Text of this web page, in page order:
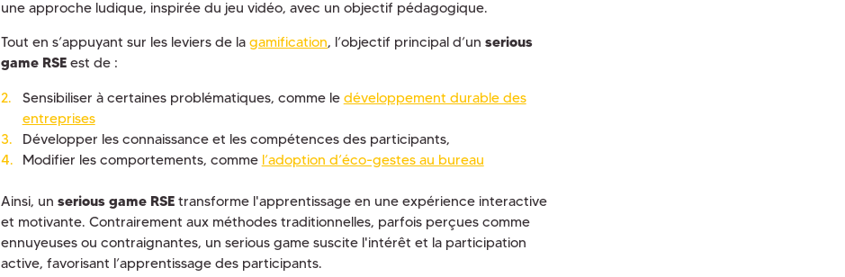
une approche ludique, inspirée du jeu vidéo, avec un objectif pédagogique.
Tout en s’appuyant sur les leviers de lagamification, l’objectif principal d’unserious
game RSE est de :
Sensibiliser à certaines problématiques, comme le développement durable des
entreprises
Développer les connaissance et les compétences des participants,
Modifier les comportements, comme l’adoption d’éco-gestes au bureau
Ainsi, unserious game RSE transforme l'apprentissage en une expérience interactive
et motivante. Contrairement aux méthodes traditionnelles, parfois perçues comme
ennuyeuses ou contraignantes, un serious game suscite l'intérêt et la participation
active, favorisant l’apprentissage des participants.